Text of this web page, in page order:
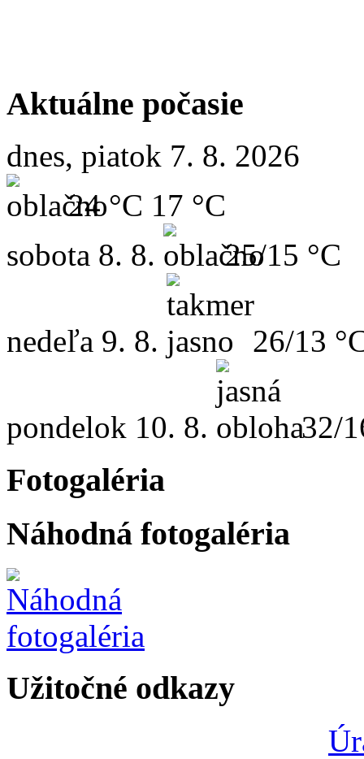
Aktuálne počasie
dnes, piatok 7. 8. 2026
24 °C 17 °C
sobota 8. 8. 25/15 °C
nedeľa 9. 8. 26/13
pondelok 10. 8. 32/
Fotogaléria
Náhodná fotogaléria
Užitočné odkazy